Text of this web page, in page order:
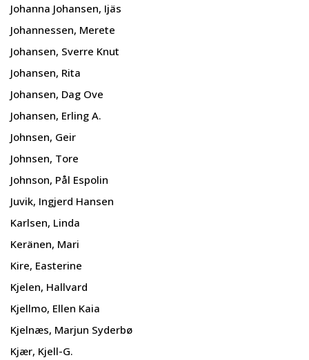
Johanna Johansen, Ijäs
Johannessen, Merete
Johansen, Sverre Knut
Johansen, Rita
Johansen, Dag Ove
Johansen, Erling A.
Johnsen, Geir
Johnsen, Tore
Johnson, Pål Espolin
Juvik, Ingjerd Hansen
Karlsen, Linda
Keränen, Mari
Kire, Easterine
Kjelen, Hallvard
Kjellmo, Ellen Kaia
Kjelnæs, Marjun Syderbø
Kjær, Kjell-G.